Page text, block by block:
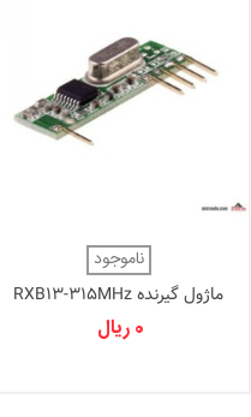
ناموجود
ماژول گیرنده RXB13-315MHz
0 ریال